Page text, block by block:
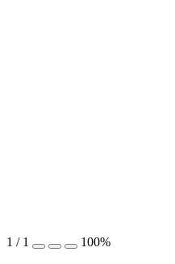
1 / 1 100%